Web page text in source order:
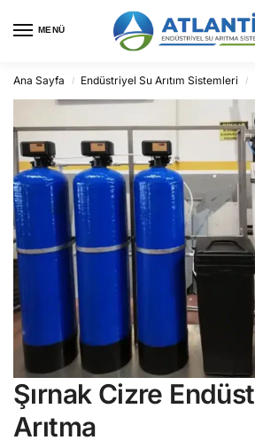
MENÜ
Ana Sayfa / Endüstriyel Su Arıtım Sistemleri /
Şırnak Cizre
Arıtma